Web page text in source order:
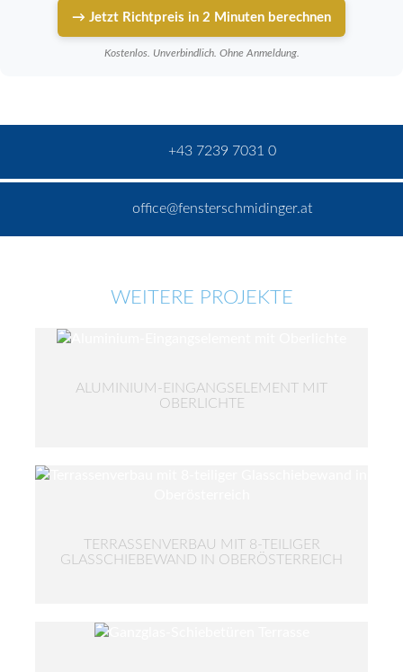
→ Jetzt Richtpreis in 2 Minuten berechnen
Kostenlos. Unverbindlich. Ohne Anmeldung.
+43 7239 7031 0
office@fensterschmidinger.at
WEITERE PROJEKTE
ALUMINIUM-EINGANGSELEMENT MIT
OBERLICHTE
TERRASSENVERBAU MIT 8-TEILIGER
GLASSCHIEBEWAND IN OBERÖSTERREICH